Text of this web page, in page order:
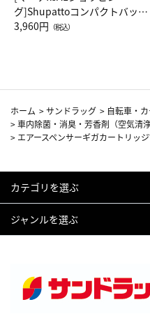
グ]Shupattoコンパクトバッグ
Drop JAL客室乗務員（LC）ス
3,960円 （税込）
ホーム >サンドラッグ > 自転車・
>車内除菌・消臭・芳香剤（空気清
> エアースペンサーギガカートリッ
カテゴリを選ぶ
ジャンルを選ぶ